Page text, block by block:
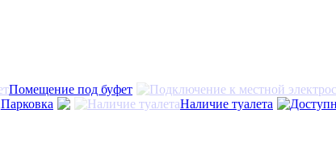
Помещение под буфет
Парковка Наличие туалета